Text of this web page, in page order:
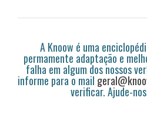
A Knoow é uma
permamente adaptação e
falha em algum dos nossos
informe para o mail
verificar. Ajude-